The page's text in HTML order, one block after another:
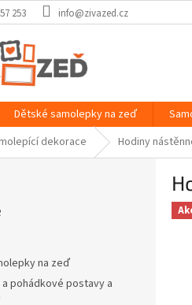
253 info@zivazed.cz
Dětské samolepky na zeď
dekorace Hodiny
na zeď
pohádkové postavy a